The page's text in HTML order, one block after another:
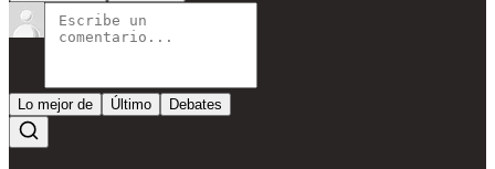
Lo mejor de Último Debates